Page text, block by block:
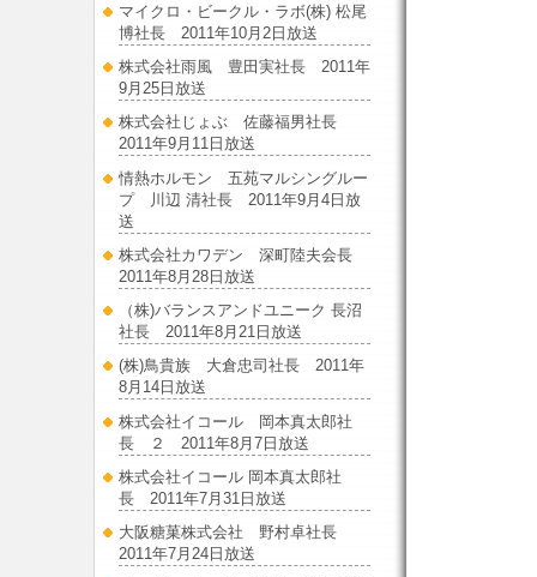
マイクロ・ビークル・ラボ(株) 松尾
博社長 2011年10月2日放送
株式会社雨風 豊田実社長 2011年
9月25日放送
株式会社じょぶ 佐藤福男社長
2011年9月11日放送
情熱ホルモン 五苑マルシングルー
プ 川辺 清社長 2011年9月4日放
送
株式会社カワデン 深町陸夫会長
2011年8月28日放送
（株)バランスアンドユニーク 長沼
社長 2011年8月21日放送
(株)鳥貴族 大倉忠司社長 2011年
8月14日放送
株式会社イコール 岡本真太郎社
長 ２ 2011年8月7日放送
株式会社イコール 岡本真太郎社
長 2011年7月31日放送
大阪糖菓株式会社 野村卓社長
2011年7月24日放送